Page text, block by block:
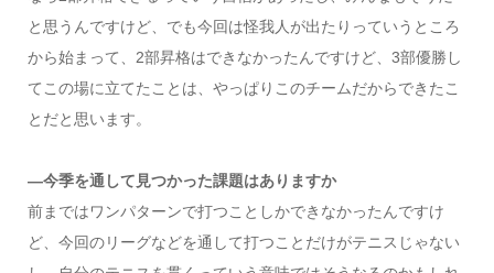
と思うんですけど、でも今回は怪我人が出たりっていうところ
から始まって、2部昇格はできなかったんですけど、3部優勝し
てこの場に立てたことは、やっぱりこのチームだからできたこ
とだと思います。
―今季を通して見つかった課題はありますか
前まではワンパターンで打つことしかできなかったんですけ
ど、今回のリーグなどを通して打つことだけがテニスじゃない